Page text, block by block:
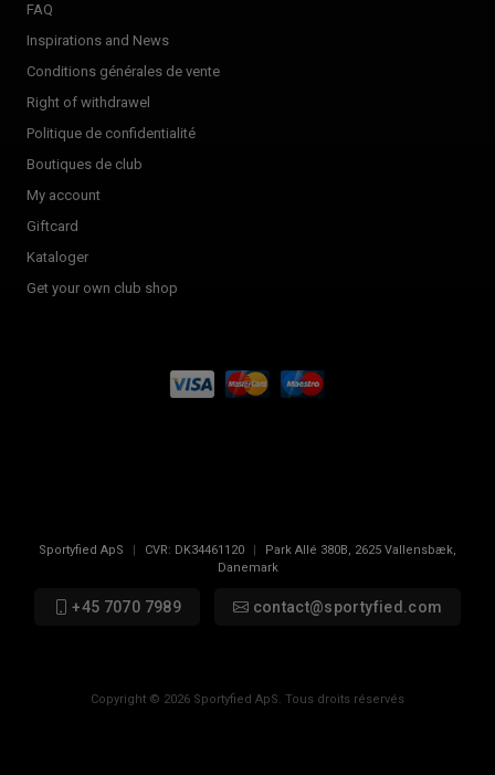
FAQ
Inspirations and News
Conditions générales de vente
Right of withdrawel
Politique de confidentialité
Boutiques de club
My account
Giftcard
Kataloger
Get your own club shop
Sportyfied ApS CVR: DK34461120 Park Allé 380B, 2625 Vallensbæk,
Danemark
+45 7070 7989 contact@sportyfied.com
Copyright © 2026 Sportyfied ApS. Tous droits réservés